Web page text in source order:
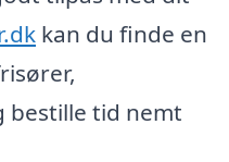
kan du finde en
bestille tid nemt